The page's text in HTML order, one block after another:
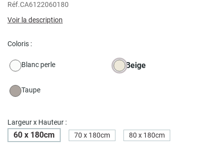
Réf.CA6122060180
Voir la description
Coloris :
Blanc perle Beige
Taupe
Largeur x Hauteur :
60 x 180cm 70 x 180cm 80 x 180cm